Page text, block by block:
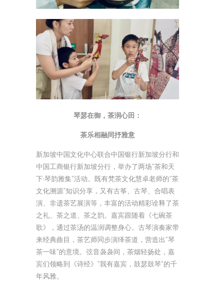
琴瑟在御，茶润心田：
茶乐相融同抒雅意
新加坡中国文化中心联合中国银行新加坡分行和
中国工商银行新加坡分行，举办了两场“茶和天
下·琴韵雅集”活动。既有梵茶文化慧卓老师的“茶
文化溯源”知识分享，又有古筝、古琴、合唱表
演、非遗茶艺展演等，丰富的活动精彩诠释了茶
之礼、茶之道、茶之韵。嘉宾跟随着《七碗茶
歌》，通过茶汤的温润调整身心。古琴演奏家带
来经典曲目，茶艺师同步演绎茶道，营造出“琴
茶一味”的意境。弦音袅袅间，茶烟轻扬处，嘉
宾们领略到《诗经》“我有嘉宾，鼓瑟鼓琴”的千
年风雅。